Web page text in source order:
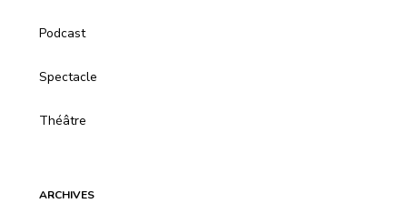
Podcast
Spectacle
Théâtre
ARCHIVES